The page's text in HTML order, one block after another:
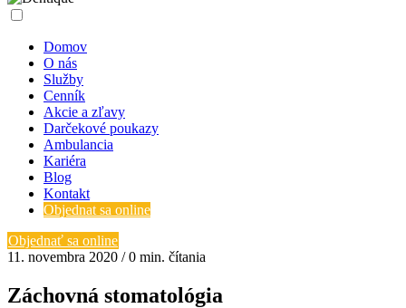
Domov
O nás
Služby
Cenník
Akcie a zľavy
Darčekové poukazy
Ambulancia
Kariéra
Blog
Kontakt
Objednat sa online
Objednať sa online
11. novembra 2020 / 0 min. čítania
Záchovná stomatológia